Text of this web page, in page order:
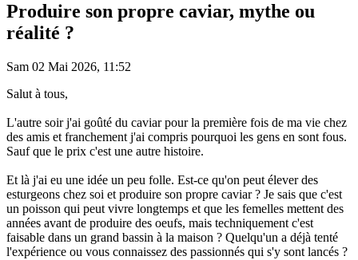
Produire son propre caviar, mythe ou
réalité ?
Sam 02 Mai 2026, 11:52
Salut à tous,
L'autre soir j'ai goûté du caviar pour la première fois de ma vie chez
des amis et franchement j'ai compris pourquoi les gens en sont fous.
Sauf que le prix c'est une autre histoire.
Et là j'ai eu une idée un peu folle. Est-ce qu'on peut élever des
esturgeons chez soi et produire son propre caviar ? Je sais que c'est
un poisson qui peut vivre longtemps et que les femelles mettent des
années avant de produire des oeufs, mais techniquement c'est
faisable dans un grand bassin à la maison ? Quelqu'un a déjà tenté
l'expérience ou vous connaissez des passionnés qui s'y sont lancés ?